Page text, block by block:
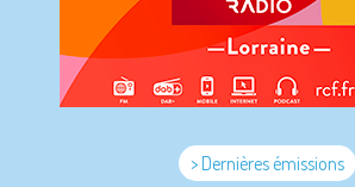
> Dernières émissions